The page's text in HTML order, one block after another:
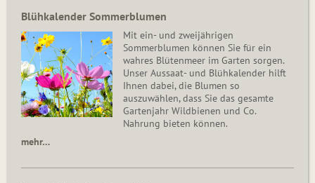
Blühkalender Sommerblumen
Mit ein- und zweijährigen
Sommerblumen können Sie für ein
wahres Blütenmeer im Garten sorgen.
Unser Aussaat- und Blühkalender hilft
Ihnen dabei, die Blumen so
auszuwählen, dass Sie das gesamte
Gartenjahr Wildbienen und Co.
Nahrung bieten können.
mehr…